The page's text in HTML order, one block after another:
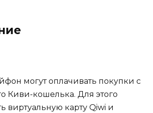
могут оплачивать покупки с
Киви-кошелька. Для этого
виртуальную карту Qiwi и